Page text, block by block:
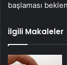
başlaması
İlgili Makaleler